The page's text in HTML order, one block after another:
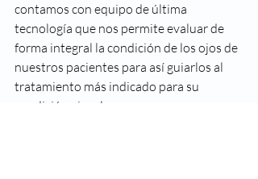
contamos con equipo de última
tecnología que nos permite evaluar de
forma integral la condición de los ojos de
nuestros pacientes para así guiarlos al
tratamiento más indicado para su
condición visual.